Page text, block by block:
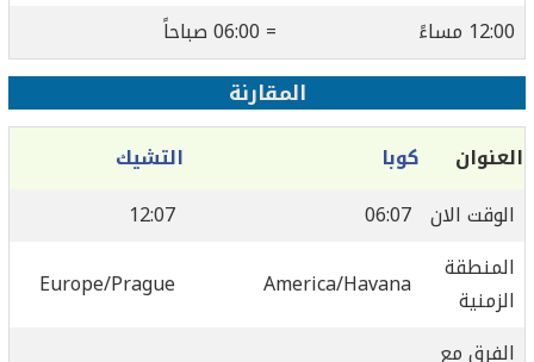
12:00 مساءً
= 06:00 صباحاً
المقارنة
العنوان كوبا
التشيك
الوقت الان 06:07
12:07
المنطقة
الزمنية
America/Havana
Europe/Prague
الفرق مع